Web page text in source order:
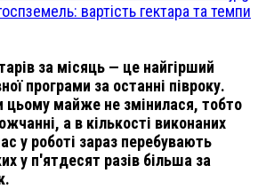
вартість гектара та темпи
за місяць — це найгірший
програми за останні півроку.
цьому майже не змінилася, тобто
а в кількості виконаних
у роботі зараз перебувають
у п'ятдесят разів більша за